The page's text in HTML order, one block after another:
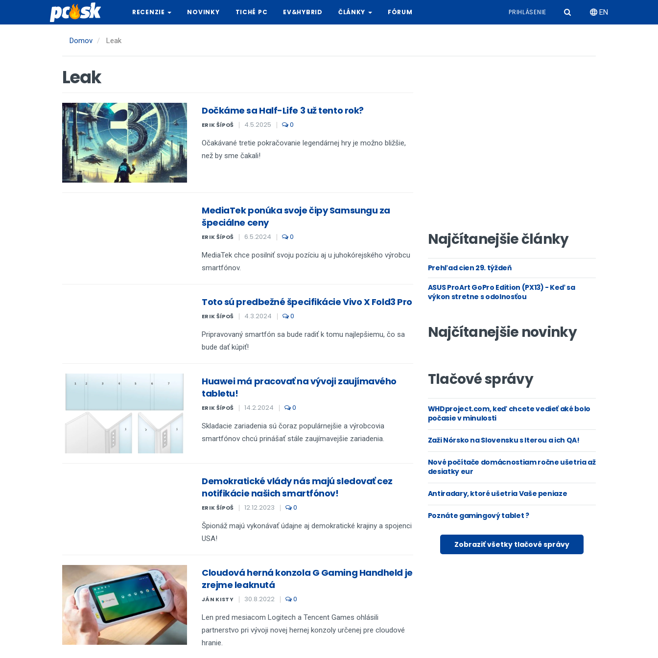
hlavný
RECENZIE NOVINKY TICHÉ PC EV&HYBRID ČLÁNKY FÓRUM PRIHLÁSENIE EN
Domov Leak
Leak
Dočkáme sa Half-Life 3 už tento rok?
ERIK ŠÍPOŠ 4.5.2025 0
Očakávané tretie pokračovanie legendárnej hry je možno bližšie,
než by sme čakali!
MediaTek ponúka svoje čipy Samsungu za
špeciálne ceny
ERIK ŠÍPOŠ 6.5.2024 0
MediaTek chce posilniť svoju pozíciu aj u juhokórejského výrobcu
smartfónov.
Toto sú predbežné špecifikácie Vivo X Fold3 Pro
ERIK ŠÍPOŠ 4.3.2024 0
Pripravovaný smartfón sa bude radiť k tomu najlepšiemu, čo sa
bude dať kúpiť!
Huawei má pracovať na vývoji zaujímavého
tabletu!
ERIK ŠÍPOŠ 14.2.2024 0
Skladacie zariadenia sú čoraz populárnejšie a výrobcovia
smartfónov chcú prinášať stále zaujímavejšie zariadenia.
Demokratické vlády nás majú sledovať cez
notifikácie našich smartfónov!
ERIK ŠÍPOŠ 12.12.2023 0
Špionáž majú vykonávať údajne aj demokratické krajiny a spojenci
USA!
Cloudová herná konzola G Gaming Handheld je
zrejme leaknutá
JÁN KISTY 30.8.2022 0
Len pred mesiacom Logitech a Tencent Games ohlásili
partnerstvo pri vývoji novej hernej konzoly určenej pre cloudové
hranie.
Najčítanejšie články
Prehľad cien 29. týždeň
ASUS ProArt GoPro Edition (PX13) - Keď sa
výkon stretne s odolnosťou
Najčítanejšie novinky
Tlačové správy
WHDproject.com, keď chcete vedieť aké bolo
počasie v minulosti
Zaži Nórsko na Slovensku s Iterou a ich QA!
Nové počítače domácnostiam ročne ušetria až
desiatky eur
Antiradary, ktoré ušetria Vaše peniaze
Poznáte gamingový tablet ?
Zobraziť všetky tlačové správy